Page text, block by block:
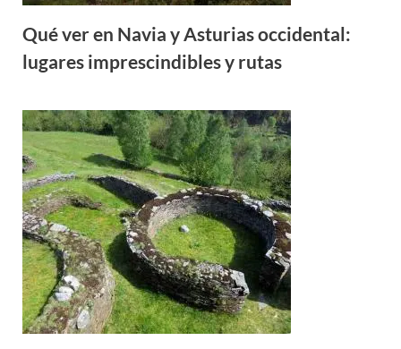
Qué ver en Navia y Asturias occidental:
lugares imprescindibles y rutas